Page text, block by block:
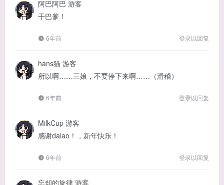
阿巴阿巴 游客
干巴爹！
6年前 登录以回复
hans猫 游客
所以啊……三娘，不要停下来啊……（滑稽）
6年前 登录以回复
MilkCup 游客
感谢dalao！，新年快乐！
6年前 登录以回复
忘却的旋律 游客